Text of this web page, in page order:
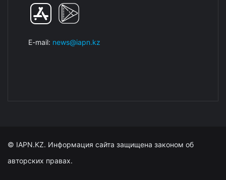
E-mail: news@iapn.kz
© IAPN.KZ. Информация сайта защищена законом об
авторских правах.